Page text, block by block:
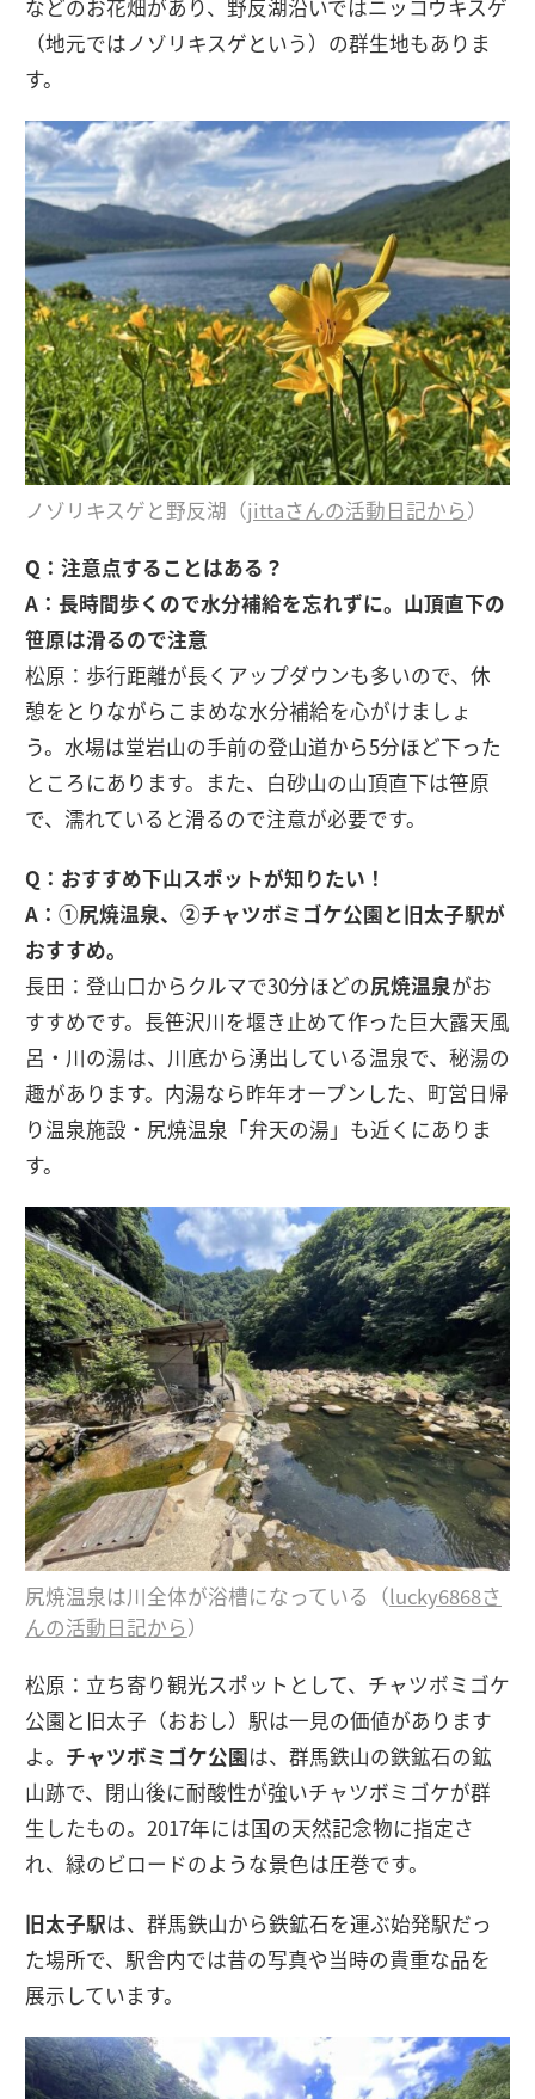
などのお花畑があり、野反湖沿いではニッコウキスゲ
（地元ではノゾリキスゲという）の群生地もありま
す。
ノゾリキスゲと野反湖（jittaさんの活動日記から）
Q：注意点することはある？
A：長時間歩くので水分補給を忘れずに。山頂直下の
笹原は滑るので注意
松原：歩行距離が長くアップダウンも多いので、休
憩をとりながらこまめな水分補給を心がけましょ
う。水場は堂岩山の手前の登山道から5分ほど下った
ところにあります。また、白砂山の山頂直下は笹原
で、濡れていると滑るので注意が必要です。
Q：おすすめ下山スポットが知りたい！
A：①尻焼温泉、②チャツボミゴケ公園と旧太子駅が
おすすめ。
長田：登山口からクルマで30分ほどの尻焼温泉がお
すすめです。長笹沢川を堰き止めて作った巨大露天風
呂・川の湯は、川底から湧出している温泉で、秘湯の
趣があります。内湯なら昨年オープンした、町営日帰
り温泉施設・尻焼温泉「弁天の湯」も近くにありま
す。
尻焼温泉は川全体が浴槽になっている（lucky6868さ
んの活動日記から）
松原：立ち寄り観光スポットとして、チャツボミゴケ
公園と旧太子（おおし）駅は一見の価値があります
よ。 チャツボミゴケ公園は、群馬鉄山の鉄鉱石の鉱
山跡で、閉山後に耐酸性が強いチャツボミゴケが群
生したもの。2017年には国の天然記念物に指定さ
れ、緑のビロードのような景色は圧巻です。
旧太子駅は、群馬鉄山から鉄鉱石を運ぶ始発駅だっ
た場所で、駅舎内では昔の写真や当時の貴重な品を
展示しています。